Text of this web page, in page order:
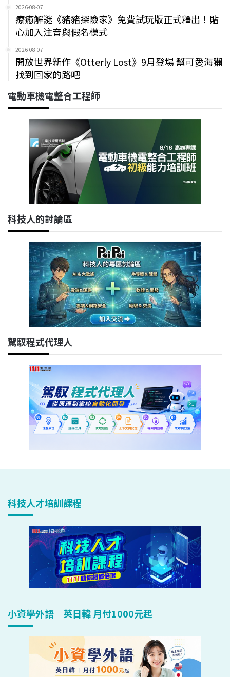
2026-08-07
療癒解謎《豬豬探險家》免費試玩版正式釋出！貼
心加入注音與假名模式
2026-08-07
開放世界新作《Otterly Lost》9月登場 幫可愛海獺
找到回家的路吧
電動車機電整合工程師
科技人的討論區
駕馭程式代理人
科技人才培訓課程
小資學外語｜英日韓 月付1000元起